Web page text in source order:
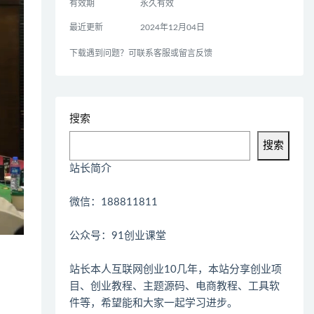
有效期 永久有效
最近更新 2024年12月04日
下载遇到问题？可联系客服或留言反馈
搜索
搜索
站长简介
微信：188811811
公众号：91创业课堂
站长本人互联网创业10几年，本站分享创业项
目、创业教程、主题源码、电商教程、工具软
件等，希望能和大家一起学习进步。